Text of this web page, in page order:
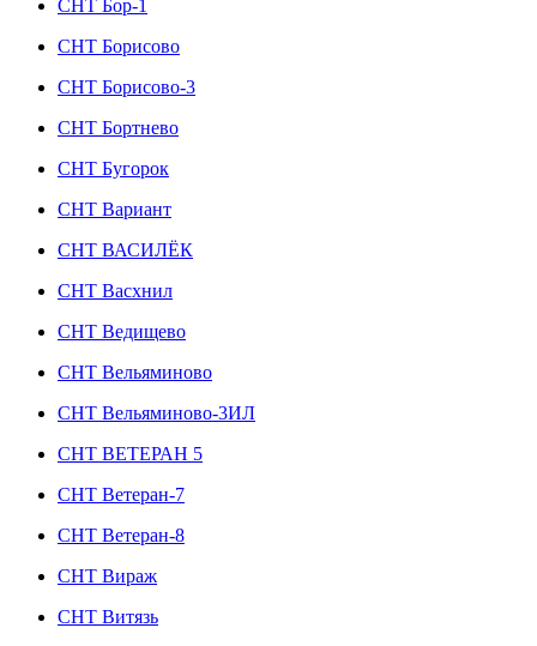
СНТ Бор-1
СНТ Борисово
СНТ Борисово-3
СНТ Бортнево
СНТ Бугорок
СНТ Вариант
СНТ ВАСИЛЁК
СНТ Васхнил
СНТ Ведищево
СНТ Вельяминово
СНТ Вельяминово-3ИЛ
СНТ ВЕТЕРАН 5
СНТ Ветеран-7
СНТ Ветеран-8
СНТ Вираж
СНТ Витязь